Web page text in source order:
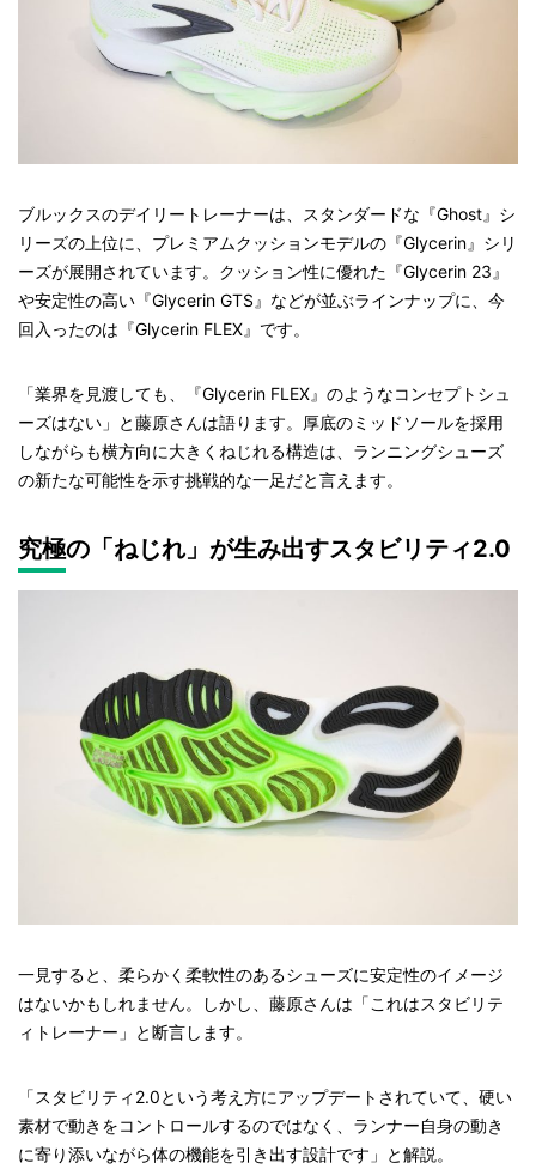
ブルックスのデイリートレーナーは、スタンダードな『Ghost』シ
リーズの上位に、プレミアムクッションモデルの『Glycerin』シリ
ーズが展開されています。クッション性に優れた『Glycerin 23』
や安定性の高い『Glycerin GTS』などが並ぶラインナップに、今
回入ったのは『Glycerin FLEX』です。
「業界を見渡しても、『Glycerin FLEX』のようなコンセプトシュ
ーズはない」と藤原さんは語ります。厚底のミッドソールを採用
しながらも横方向に大きくねじれる構造は、ランニングシューズ
の新たな可能性を示す挑戦的な一足だと言えます。
究極の「ねじれ」が生み出すスタビリティ2.0
一見すると、柔らかく柔軟性のあるシューズに安定性のイメージ
はないかもしれません。しかし、藤原さんは「これはスタビリテ
ィトレーナー」と断言します。
「スタビリティ2.0という考え方にアップデートされていて、硬い
素材で動きをコントロールするのではなく、ランナー自身の動き
に寄り添いながら体の機能を引き出す設計です」と解説。